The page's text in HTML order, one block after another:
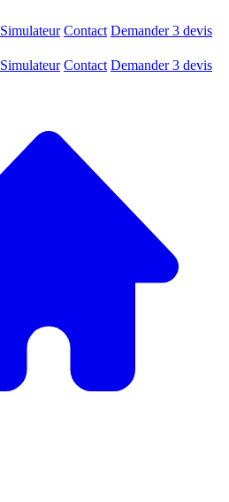
Simulateur Contact Demander 3 devis
Simulateur Contact Demander 3 devis